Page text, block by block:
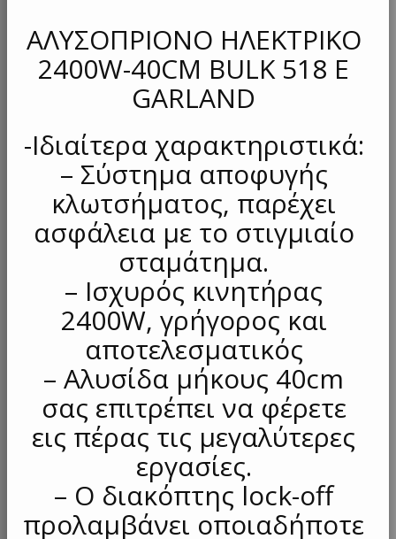
ΑΛΥΣΟΠΡΙΟΝΟ ΗΛΕΚΤΡΙΚΟ
2400W-40CM BULK 518 E
GARLAND
-Ιδιαίτερα χαρακτηριστικά:
– Σύστημα αποφυγής
κλωτσήματος, παρέχει
ασφάλεια με το στιγμιαίο
σταμάτημα.
– Ισχυρός κινητήρας
2400W, γρήγορος και
αποτελεσματικός
– Αλυσίδα μήκους 40cm
σας επιτρέπει να φέρετε
εις πέρας τις μεγαλύτερες
εργασίες.
– Ο διακόπτης lock-off
προλαμβάνει οποιαδήποτε